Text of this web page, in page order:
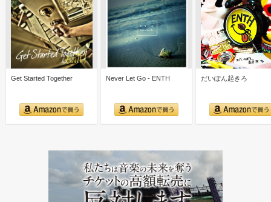
Get Started Together Never Let Go - ENTH だいぽん起きろ